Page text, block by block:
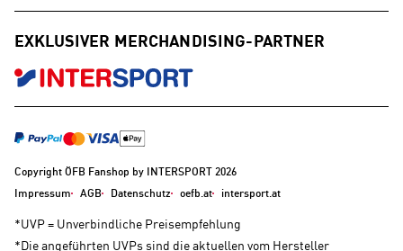
EXKLUSIVER MERCHANDISING-PARTNER
Copyright ÖFB Fanshop by INTERSPORT 2026
Impressum
AGB Datenschutz oefb.at intersport.at
*UVP = Unverbindliche Preisempfehlung
*Die angeführten UVPs sind die aktuellen vom Hersteller